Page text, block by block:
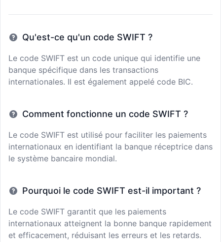
Qu'est-ce qu'un code SWIFT ?
Le code SWIFT est un code unique qui identifie une
banque spécifique dans les transactions
internationales. Il est également appelé code BIC.
Comment fonctionne un code SWIFT ?
Le code SWIFT est utilisé pour faciliter les paiements
internationaux en identifiant la banque réceptrice dans
le système bancaire mondial.
Pourquoi le code SWIFT est-il important ?
Le code SWIFT garantit que les paiements
internationaux atteignent la bonne banque rapidement
et efficacement, réduisant les erreurs et les retards.